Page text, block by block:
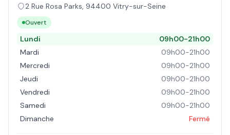
2 Rue Rosa Parks, 94400 Vitry-sur-Seine
Ouvert
Lundi
09h00-21h00
Mardi
09h00-21h00
Mercredi
09h00-21h00
Jeudi
09h00-21h00
Vendredi
09h00-21h00
Samedi
09h00-21h00
Dimanche
Fermé